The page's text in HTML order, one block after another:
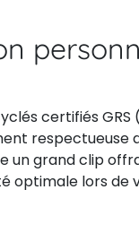
certifiés
respectueuse
un grand clip
optimale lors de